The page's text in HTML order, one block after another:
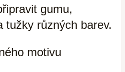
gumu,
tužky různých barev.
motivu